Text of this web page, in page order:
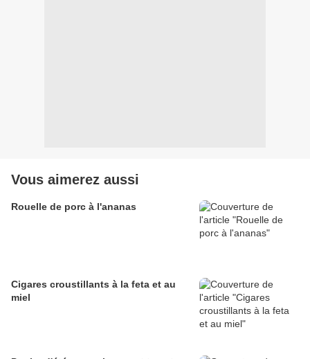
Vous aimerez aussi
Rouelle de porc à l'ananas
Cigares croustillants à la feta et au
miel